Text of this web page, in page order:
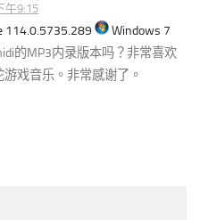
午9:15
114.0.5735.289
Windows 7
的MP3内录版本吗？非常喜欢
戏音乐。非常感谢了。